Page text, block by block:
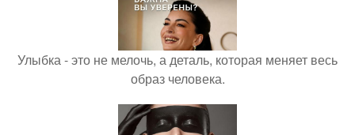
Улыбка - это не мелочь, а деталь, которая меняет весь
образ человека.